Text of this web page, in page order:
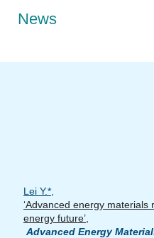
News
Lei Y.*
‘Advanced energy
energy future’,
Advanced Energy